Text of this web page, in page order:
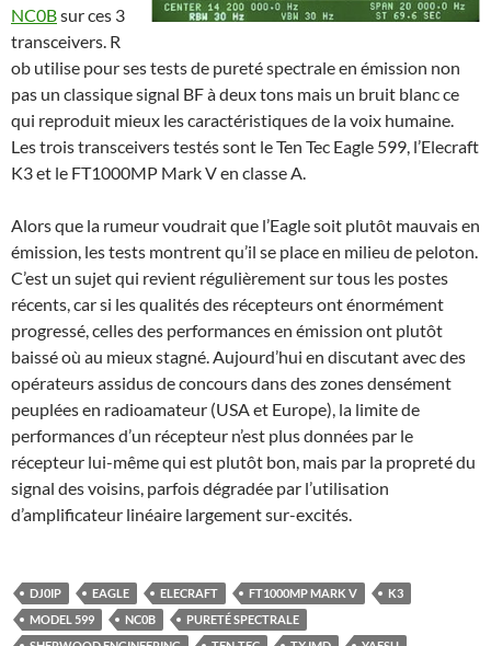
NC0Bsur ces 3
transceivers. R
ob utilise pour ses tests de pureté spectrale en émission non
pas un classique signal BF à deux tons mais un bruit blanc ce
qui reproduit mieux les caractéristiques de la voix humaine.
Les trois transceivers testés sont le Ten Tec Eagle 599, l’Elecraft
K3 et le FT1000MP Mark V en classe A.
Alors que la rumeur voudrait que l’Eagle soit plutôt mauvais en
émission, les tests montrent qu’il se place en milieu de peloton.
C’est un sujet qui revient régulièrement sur tous les postes
récents, car si les qualités des récepteurs ont énormément
progressé, celles des performances en émission ont plutôt
baissé où au mieux stagné. Aujourd’hui en discutant avec des
opérateurs assidus de concours dans des zones densément
peuplées en radioamateur (USA et Europe), la limite de
performances d’un récepteur n’est plus données par le
récepteur lui-même qui est plutôt bon, mais par la propreté du
signal des voisins, parfois dégradée par l’utilisation
d’amplificateur linéaire largement sur-excités.
DJ0IP EAGLE ELECRAFT FT1000MP MARK V
K3
MODEL 599
NC0B
PURETÉ SPECTRALE